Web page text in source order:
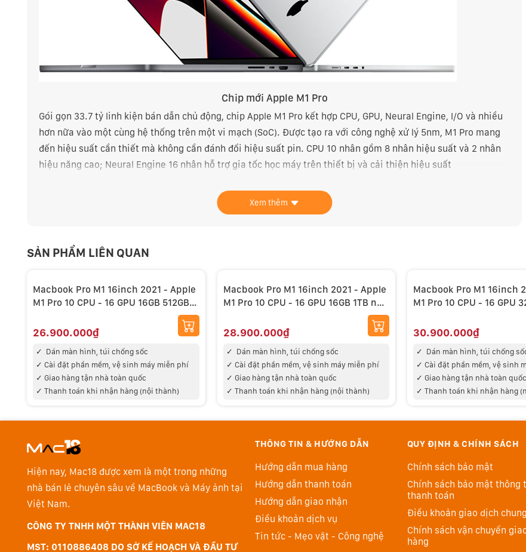
Chip mới Apple M1 Pro
Gói gọn 33.7 tỷ linh kiện bán dẫn chủ động, chip Apple M1 Pro kết hợp CPU, GPU, Neural Engine, I/O và nhiều
hơn nữa vào một cùng hệ thống trên một vi mạch (SoC). Được tạo ra với công nghệ xử lý 5nm, M1 Pro mang
đến hiệu suất cần thiết mà không cần đánh đổi hiệu suất pin. CPU 10 nhân gồm 8 nhân hiệu suất và 2 nhân
hiệu năng cao; Neural Engine 16 nhân hỗ trợ gia tốc học máy trên thiết bị và cải thiện hiệu suất
suất tương đồng giữa hai trạng thái cắm sạc và dùng pin. Chip M1 Pro đồng thời trang bị các động cơ
phương tiện tăng cường với các bộ gia tốc ProRes chuyên dụng cho xử lý video chuyên nghiệp. Với GPU 16
Màn hình Liquid Retina XDR 16.2 inch, ProMotion đến 120 Hz
Trang bị công nghệ mini-LED, MacBook Pro sử dụng màn hình Liquid Retina XDR 16.2 inch, cho độ sáng liên
tục toàn màn hình đạt đến 1,000 nits, độ sáng đỉnh đạt 1,600 nits, tỉ lệ tương phản 1,000,000:1 và 1 tỷ màu,
cho khả năng làm việc với dải tần nhạy sáng rộng của nội dung HDR, thể hiện chi tiết các vùng tối, làm rực rỡ
Xem thêm
SẢN PHẨM LIÊN QUAN
Macbook Pro M1 16inch 2021 - Apple
M1 Pro 10 CPU - 16 GPU 16GB 512GB
26.900.000₫
✓ Dán màn hình, túi chống sốc
✓ Cài đặt phần mềm, vệ sinh máy miễn phí
✓ Giao hàng tận nhà toàn quốc
✓ Thanh toán khi nhận hàng (nội thành)
Macbook Pro M1 16inch 2021 - Apple
M1 Pro 10 CPU - 16 GPU 16GB 1TB new
28.900.000₫
✓ Dán màn hình, túi chống sốc
✓ Cài đặt phần mềm, vệ sinh máy miễn phí
✓ Giao hàng tận nhà toàn quốc
✓ Thanh toán khi nhận hàng (nội thành)
Macbook Pro M1 16inch 2021
M1 Pro 10 CPU - 16 GPU
30.900.000₫
✓ Dán màn hình, túi chống
✓ Cài đặt phần mềm, vệ sinh
✓ Giao hàng tận nhà toàn quốc
✓ Thanh toán khi nhận hàng
Hiện nay, Mac18 được xem là một trong những
nhà bán lẻ chuyên sâu về MacBook và Máy ảnh tại
Việt Nam.
CÔNG TY TNHH MỘT THÀNH VIÊN MAC18
MST: 0110886408 DO SỞ KẾ HOẠCH VÀ ĐẦU TƯ
THÔNG TIN & HƯỚNG DẪN
Hướng dẫn mua hàng
Hướng dẫn thanh toán
Hướng dẫn giao nhận
Điều khoản dịch vụ
Tin tức - Mẹo vặt - Công nghệ
QUY ĐỊNH & CHÍNH SÁCH
Chính sách bảo mật
Chính sách bảo mật thông
thanh toán
Điều khoản giao dịch chung
Chính sách vận chuyển
hàng